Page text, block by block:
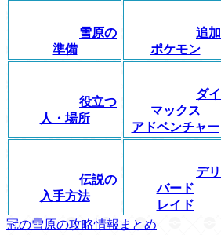
雪原の
準備
追加
ポケモン
役立つ
人・場所
ダイ
マックス
アドベンチャー
伝説の
入手方法
デリ
バード
レイド
冠の雪原の攻略情報まとめ